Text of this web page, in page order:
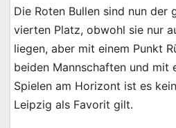
Die Roten Bullen sind nun der
vierten Platz, obwohl sie nur
liegen, aber mit einem Punkt
beiden Mannschaften und mit
Spielen am Horizont ist es
Leipzig als Favorit gilt.